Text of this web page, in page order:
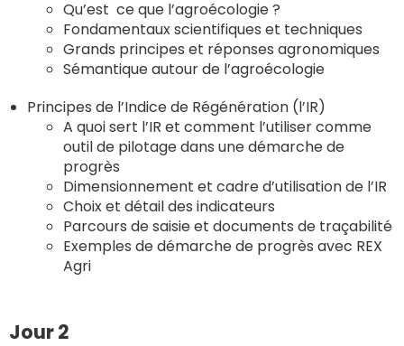
Qu’est ce que l’agroécologie ?
Fondamentaux scientifiques et techniques
Grands principes et réponses agronomiques
Sémantique autour de l’agroécologie
Principes de l’Indice de Régénération (l’IR)
A quoi sert l’IR et comment l’utiliser comme
outil de pilotage dans une démarche de
progrès
Dimensionnement et cadre d’utilisation de l’IR
Choix et détail des indicateurs
Parcours de saisie et documents de traçabilité
Exemples de démarche de progrès avec REX
Agri
Jour 2